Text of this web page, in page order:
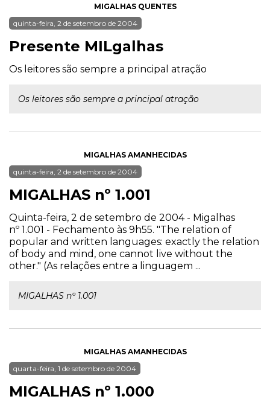
MIGALHAS QUENTES
quinta-feira, 2 de setembro de 2004
Presente MILgalhas
Os leitores são sempre a principal atração
Os leitores são sempre a principal atração
MIGALHAS AMANHECIDAS
quinta-feira, 2 de setembro de 2004
MIGALHAS nº 1.001
Quinta-feira, 2 de setembro de 2004 - Migalhas
nº 1.001 - Fechamento às 9h55. "The relation of
popular and written languages: exactly the relation
of body and mind, one cannot live without the
other." (As relações entre a linguagem ...
MIGALHAS nº 1.001
MIGALHAS AMANHECIDAS
quarta-feira, 1 de setembro de 2004
MIGALHAS nº 1.000